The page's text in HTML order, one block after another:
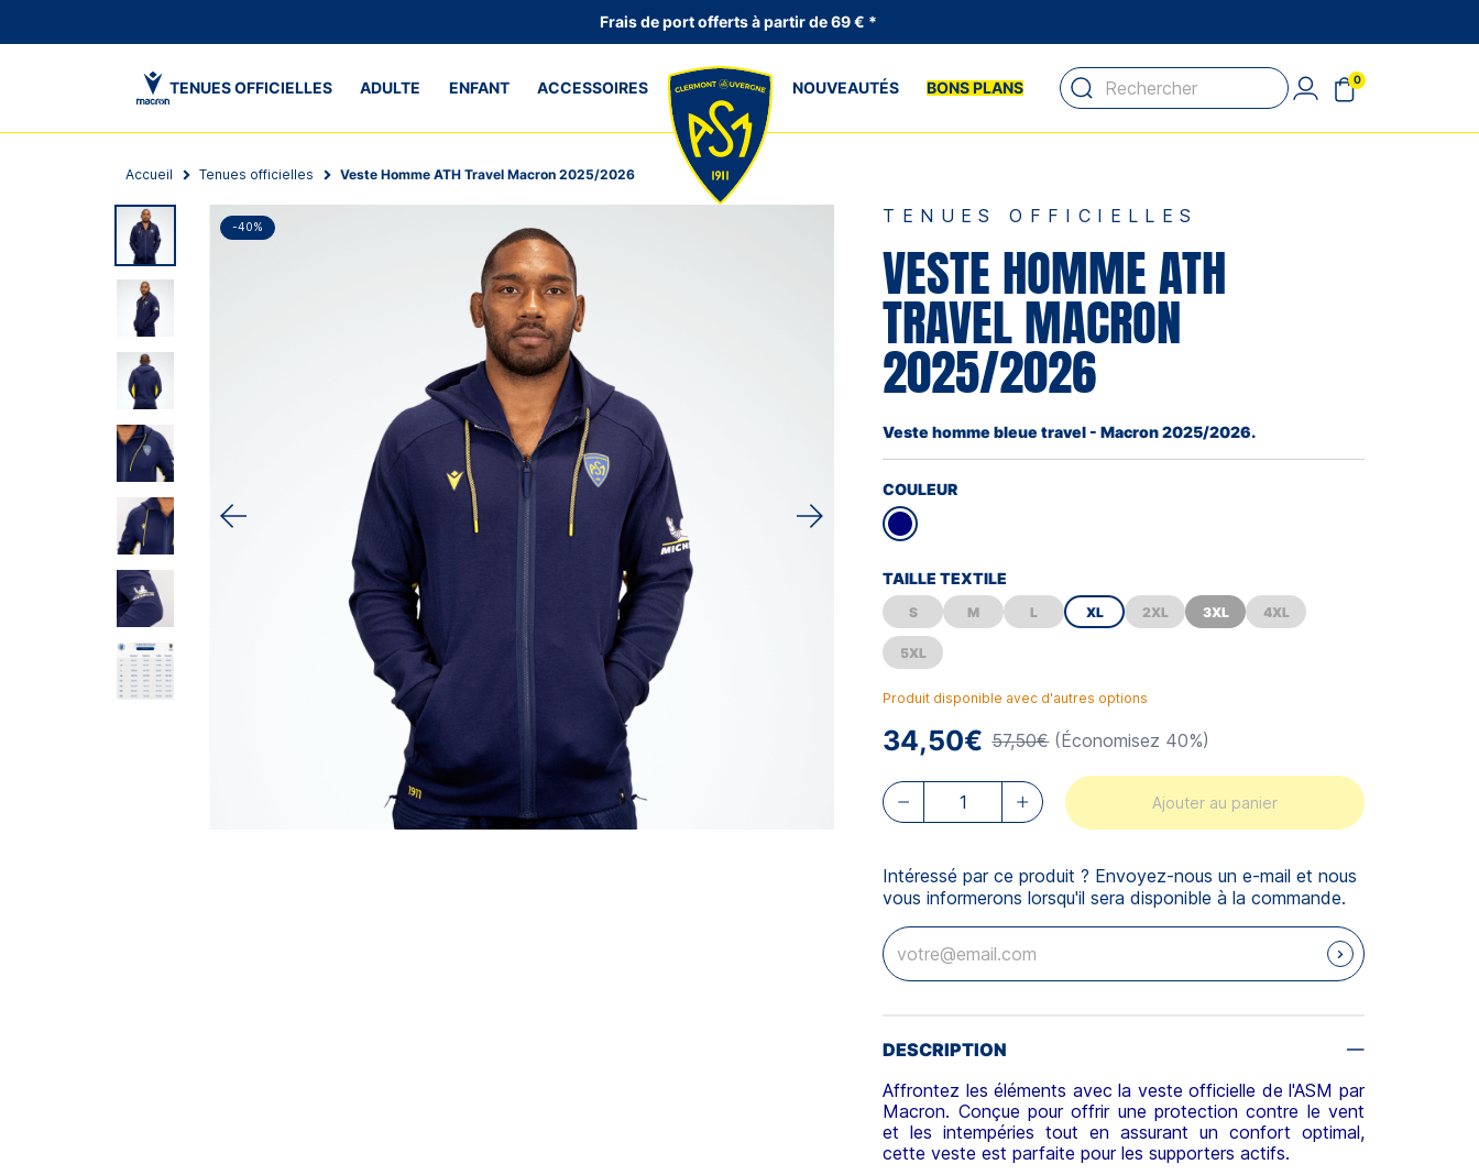
Frais de port offerts à partir de 69 € *
TENUES OFFICIELLES ADULTE ENFANT ACCESSOIRES NOUVEAUTÉS BONS PLANS 0
Accueil Tenues officielles Veste Homme ATH Travel Macron 2025/2026
-40%
TENUES OFFICIELLES
VESTE HOMME ATH
TRAVEL MACRON
2025/2026
Veste homme bleue travel - Macron 2025/2026.
COULEUR
TAILLE TEXTILE
S M L XL 2XL 3XL 4XL
5XL
Produit disponible avec d'autres options
34,50€ 57,50€ (Économisez 40%)
Ajouter au panier
Intéressé par ce produit ? Envoyez-nous un e-mail et nous
vous informerons lorsqu'il sera disponible à la commande.
DESCRIPTION
Affrontez les éléments avec la veste officielle de l'ASM par
Macron. Conçue pour offrir une protection contre le vent
et les intempéries tout en assurant un confort optimal,
cette veste est parfaite pour les supporters actifs.